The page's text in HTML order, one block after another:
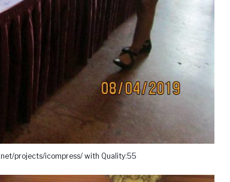
projects/icompress/ with Quality:55